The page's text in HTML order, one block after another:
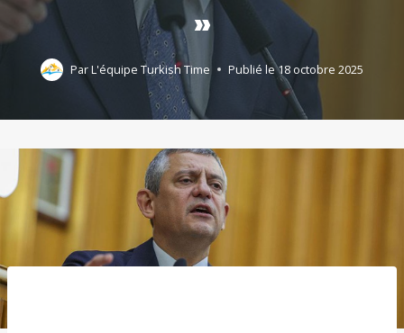
»
ParL'équipe Turkish Time Publié le18 octobre 2025